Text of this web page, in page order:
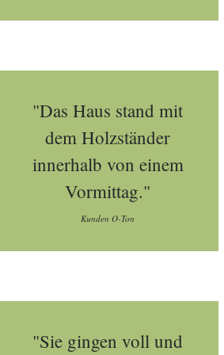
"Das Haus stand mit
dem Holzständer
innerhalb von einem
Vormittag."
Kunden O-Ton
"Sie gingen voll und